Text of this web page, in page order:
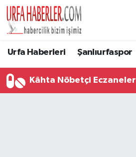
Urfa Haberleri Şanlıurfaspor
Kâhta Nöbetçi Eczaneler
Şanlıurfa Nöbetçi Eczaneler